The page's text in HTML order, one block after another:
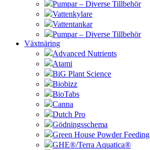
Pumpar – Diverse Tillbehör
Vattenkylare
Vattentankar
Pumpar – Diverse Tillbehör
Växtnäring
Advanced Nutrients
Atami
BiG Plant Science
Biobizz
BioTabs
Canna
Dutch Pro
Gödningsschema
Green House Powder Feeding
GHE®/Terra Aquatica®